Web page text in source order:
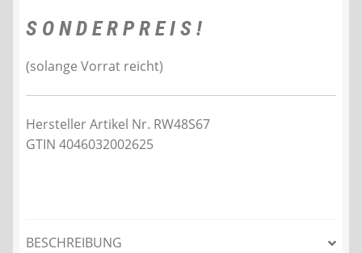
S O N D E R P R E I S !
(solange Vorrat reicht)
Hersteller Artikel Nr. RW48S67
GTIN 4046032002625
BESCHREIBUNG